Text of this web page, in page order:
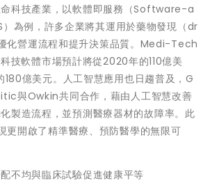
科技產業，以軟體即服務（Software-a
為例，許多企業將其運用於藥物發現（dr
營運流程和提升決策品質。Medi-Tech
技軟體市場預計將從2020年的110億美
億美元。人工智慧應用也日趨普及，G
與Owkin共同合作，藉由人工智慧改善
製造流程，並預測醫療器材的故障率。此
開啟了精準醫療、預防醫學的無限可
不均與臨床試驗促進健康平等